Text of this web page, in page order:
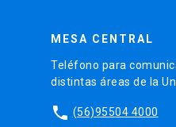
MESA CENTRAL
Teléfono para
distintas áreas de la
phone (56)95504 4000